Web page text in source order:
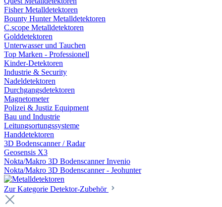
Fisher Metalldetektoren
Bounty Hunter Metalldetektoren
C.scope Metalldetektoren
Golddetektoren
Unterwasser und Tauchen
Top Marken - Professionell
Kinder-Detektoren
Industrie & Security
Nadeldetektoren
Durchgangsdetektoren
Magnetometer
Polizei & Justiz Equipment
Bau und Industrie
Leitungsortungssysteme
Handdetektoren
3D Bodenscanner / Radar
Geosensis X3
Nokta/Makro 3D Bodenscanner Invenio
Nokta/Makro 3D Bodenscanner - Jeohunter
Zur Kategorie Detektor-Zubehör